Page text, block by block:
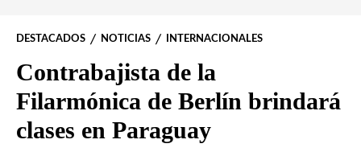
DESTACADOS NOTICIAS INTERNACIONALES
Contrabajista de la
Filarmónica de Berlín brindará
clases en Paraguay